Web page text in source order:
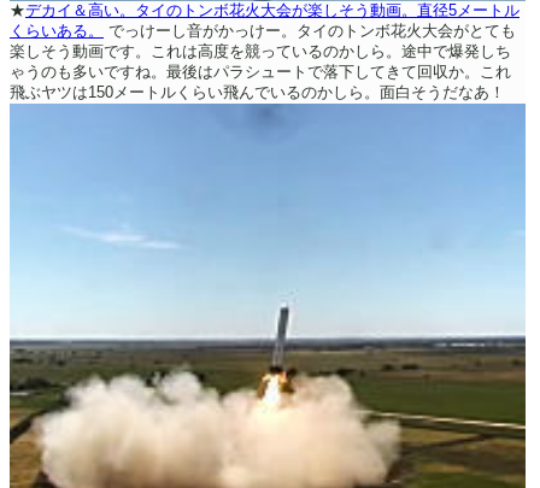
★デカイ＆高い。タイのトンボ花火大会が楽しそう動画。直径5メートル
くらいある。
でっけーし音がかっけー。タイのトンボ花火大会がとても
楽しそう動画です。これは高度を競っているのかしら。途中で爆発しち
ゃうのも多いですね。最後はパラシュートで落下してきて回収か。これ
飛ぶヤツは150メートルくらい飛んでいるのかしら。面白そうだなあ！